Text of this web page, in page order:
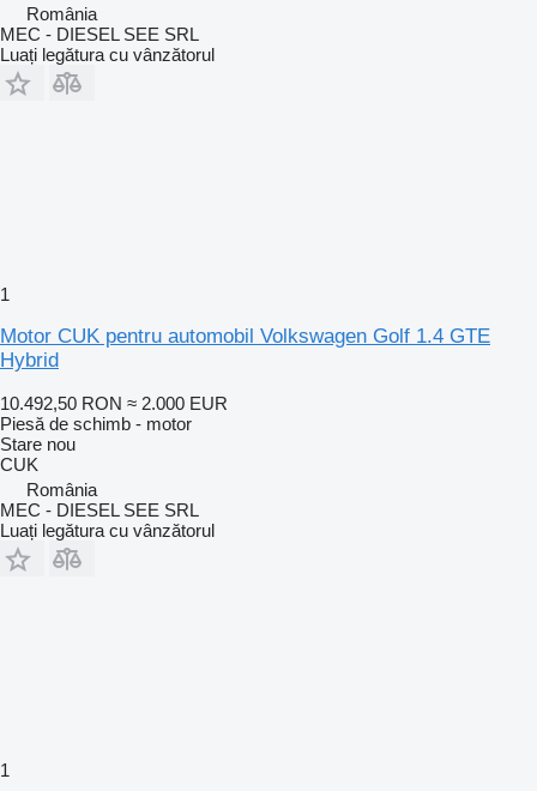
România
MEC - DIESEL SEE SRL
Luați legătura cu vânzătorul
1
Motor CUK pentru automobil Volkswagen Golf 1.4 GTE
Hybrid
10.492,50 RON ≈ 2.000 EUR
Piesă de schimb - motor
Stare nou
CUK
România
MEC - DIESEL SEE SRL
Luați legătura cu vânzătorul
1